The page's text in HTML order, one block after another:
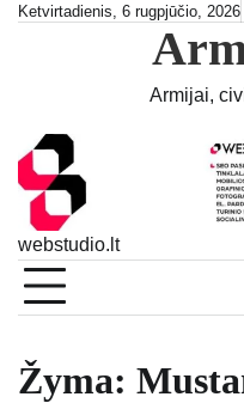
SkipKetvirtadienis, 6 rugpjūčio, 2026
Armijai,
webstudio.lt
Žyma: